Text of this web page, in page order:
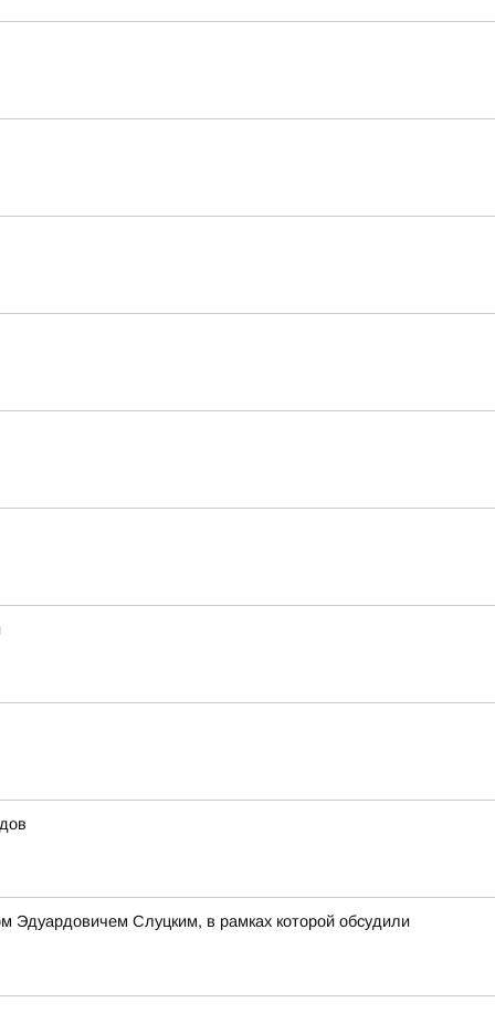
Эдуардовичем Слуцким, в рамках которой обсудили